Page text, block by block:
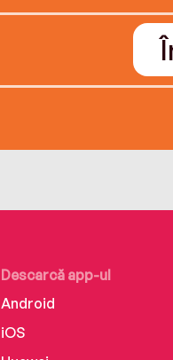
Descarcă app-ul
Android
iOS